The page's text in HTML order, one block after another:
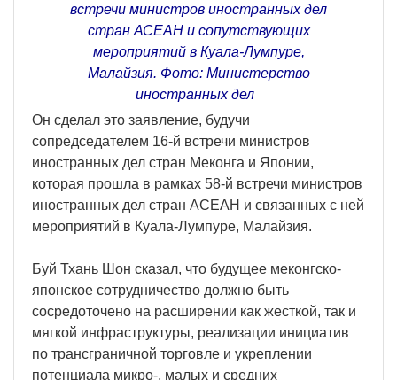
встречи министров иностранных дел
стран АСЕАН и сопутствующих
мероприятий в Куала-Лумпуре,
Малайзия. Фото: Министерство
иностранных дел
Он сделал это заявление, будучи
сопредседателем 16-й встречи министров
иностранных дел стран Меконга и Японии,
которая прошла в рамках 58-й встречи министров
иностранных дел стран АСЕАН и связанных с ней
мероприятий в Куала-Лумпуре, Малайзия.
Буй Тхань Шон сказал, что будущее меконгско-
японское сотрудничество должно быть
сосредоточено на расширении как жесткой, так и
мягкой инфраструктуры, реализации инициатив
по трансграничной торговле и укреплении
потенциала микро-, малых и средних